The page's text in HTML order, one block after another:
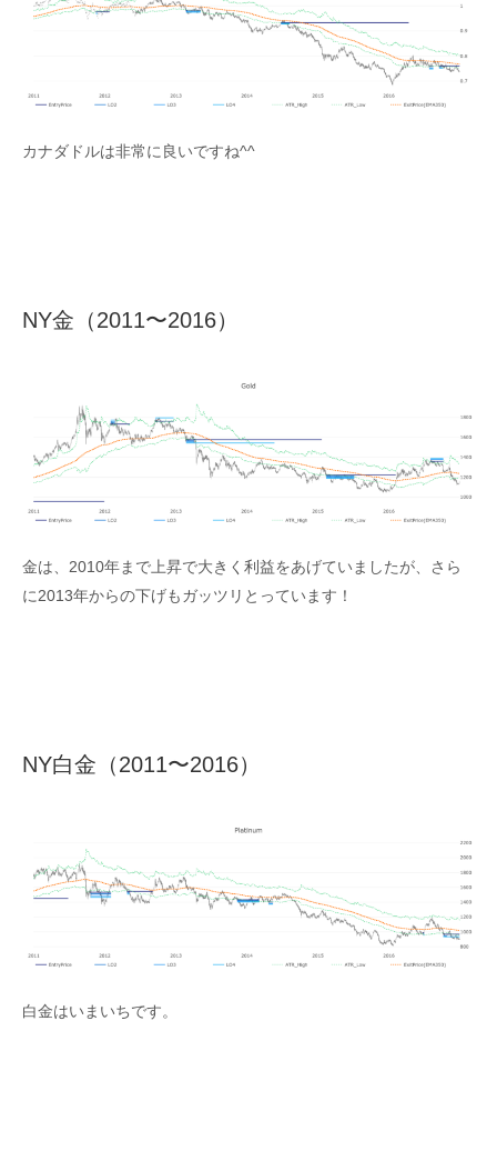
カナダドルは非常に良いですね^^
NY金（2011〜2016）
金は、2010年まで上昇で大きく利益をあげていましたが、さら
に2013年からの下げもガッツリとっています！
NY白金（2011〜2016）
白金はいまいちです。